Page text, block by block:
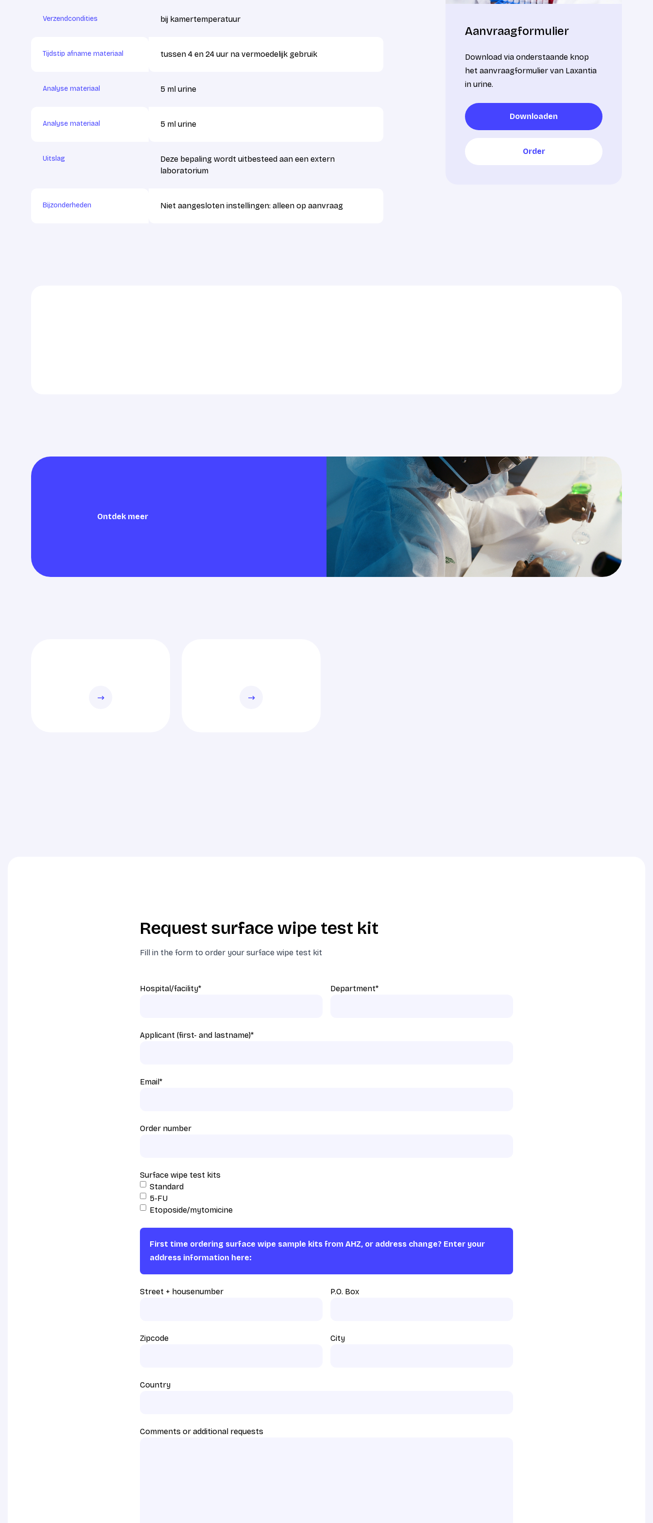
Verzendcondities bij kamertemperatuur
Tijdstip afname materiaal tussen 4 en 24 uur na vermoedelijk gebruik
Analyse materiaal 5 ml urine
Analyse materiaal 5 ml urine
Uitslag
Deze bepaling wordt uitbesteed aan een extern
laboratorium
Bijzonderheden Niet aangesloten instellingen: alleen op aanvraag
Aanvraagformulier
Download via onderstaande knop
het aanvraagformulier van Laxantia
in urine.
Downloaden
Downloaden
Order
Ontdek meer
Request surface wipe test kit
Fill in the form to order your surface wipe test kit
Hospital/facility* Department*
Applicant (first- and lastname)*
Email*
Order number
Surface wipe test kits
Standard
5-FU
Etoposide/mytomicine
First time ordering surface wipe sample kits from AHZ, or address change? Enter your
address information here:
Street + housenumber P.O. Box
Zipcode City
Country
Comments or additional requests